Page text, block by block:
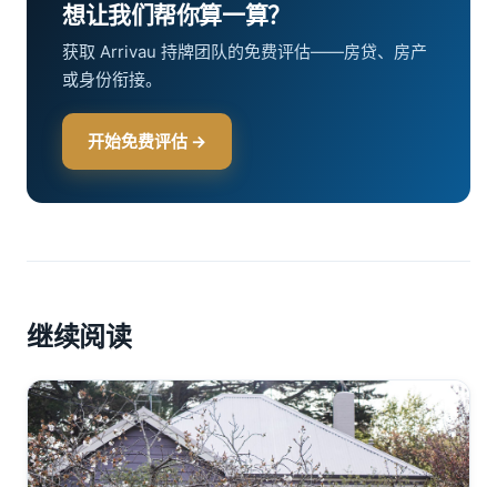
想让我们帮你算一算？
获取 Arrivau 持牌团队的免费评估——房贷、房产
或身份衔接。
开始免费评估 →
继续阅读